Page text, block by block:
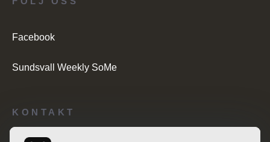
KONTAKT
Facebook
Sundsvall Weekly SoMe